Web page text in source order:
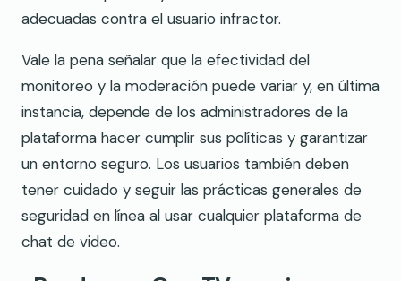
adecuadas contra el usuario infractor.
Vale la pena señalar que la efectividad del
monitoreo y la moderación puede variar y, en última
instancia, depende de los administradores de la
plataforma hacer cumplir sus políticas y garantizar
un entorno seguro. Los usuarios también deben
tener cuidado y seguir las prácticas generales de
seguridad en línea al usar cualquier plataforma de
chat de video.